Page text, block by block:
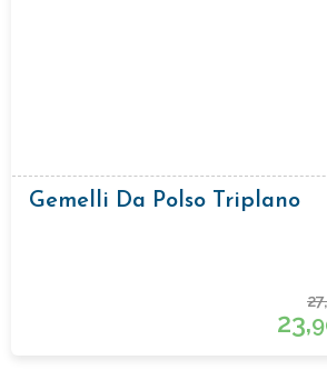
Gemelli Da Polso Triplano
27,
23,